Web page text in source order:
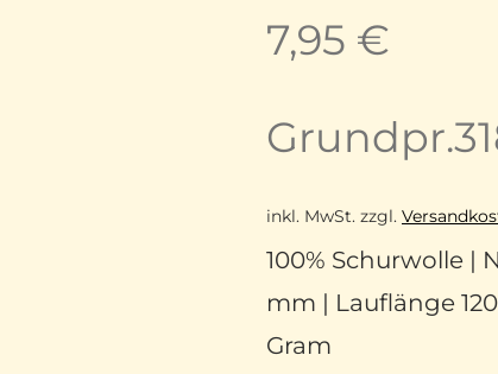
7,95 €
Grundpr.
inkl. MwSt. zzgl.
100% Schurwolle |
mm | Lauflänge
Gram